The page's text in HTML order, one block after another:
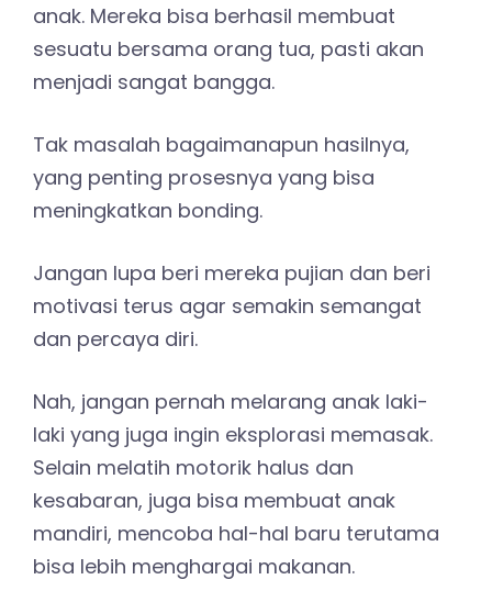
anak. Mereka bisa berhasil membuat
sesuatu bersama orang tua, pasti akan
menjadi sangat bangga.
Tak masalah bagaimanapun hasilnya,
yang penting prosesnya yang bisa
meningkatkan bonding.
Jangan lupa beri mereka pujian dan beri
motivasi terus agar semakin semangat
dan percaya diri.
Nah, jangan pernah melarang anak laki-
laki yang juga ingin eksplorasi memasak.
Selain melatih motorik halus dan
kesabaran, juga bisa membuat anak
mandiri, mencoba hal-hal baru terutama
bisa lebih menghargai makanan.